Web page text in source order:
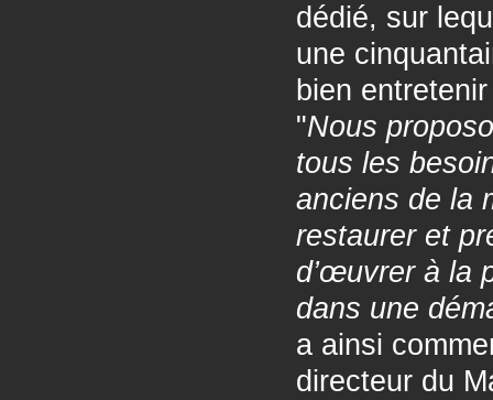
dédié, sur
une
bien
"Nous
tous les
anciens de la
restaurer et
d’œuvrer à la
dans une
a ainsi
directeur du